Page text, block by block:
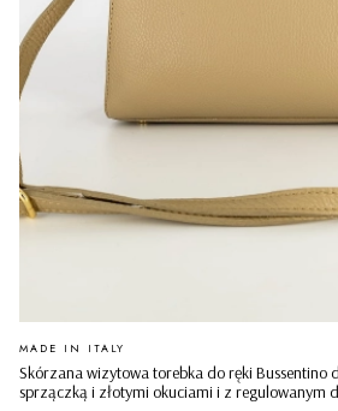
Skórzana wizytowa torebka do ręki Bussentino
sprzączką i złotymi okuciami i z regulowanym
PRODUCENT
MADE IN ITALY